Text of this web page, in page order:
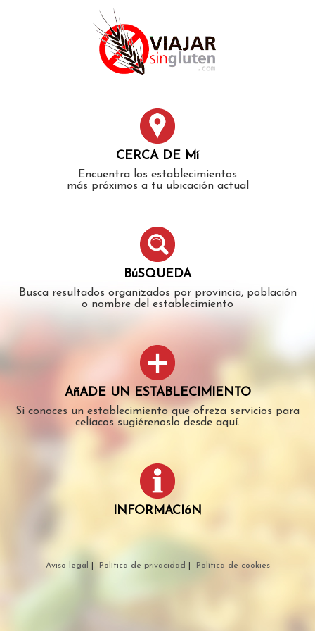
CERCA DE Mí
Encuentra los establecimientos
más próximos a tu ubicación actual
BúSQUEDA
Busca resultados organizados por provincia, población
o nombre del establecimiento
AñADE UN ESTABLECIMIENTO
Si conoces un establecimiento que ofreza servicios para
celíacos sugiérenoslo desde aquí.
INFORMACIóN
Aviso legal Política de privacidad Política de cookies
authorized to show the cookie declaration for domain group
ID 546ddaab-b478-4440-aa8a-3b0205284212. Please add it to
the domain group in the Cookiebot Manager to authorize